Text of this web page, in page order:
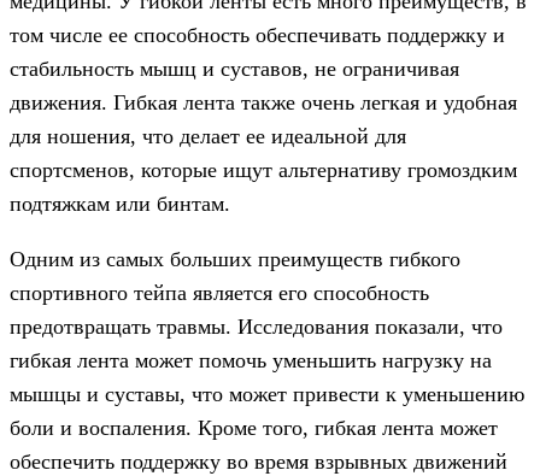
том числе ее способность обеспечивать поддержку и
стабильность мышц и суставов, не ограничивая
движения. Гибкая лента также очень легкая и удобная
для ношения, что делает ее идеальной для
спортсменов, которые ищут альтернативу громоздким
подтяжкам или бинтам.
Одним из самых больших преимуществ гибкого
спортивного тейпа является его способность
предотвращать травмы. Исследования показали, что
гибкая лента может помочь уменьшить нагрузку на
мышцы и суставы, что может привести к уменьшению
боли и воспаления. Кроме того, гибкая лента может
обеспечить поддержку во время взрывных движений